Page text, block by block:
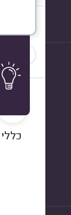
10
כללי